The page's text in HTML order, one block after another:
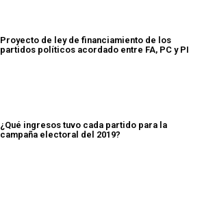
Proyecto de ley de financiamiento de los
partidos políticos acordado entre FA, PC y PI
¿Qué ingresos tuvo cada partido para la
campaña electoral del 2019?